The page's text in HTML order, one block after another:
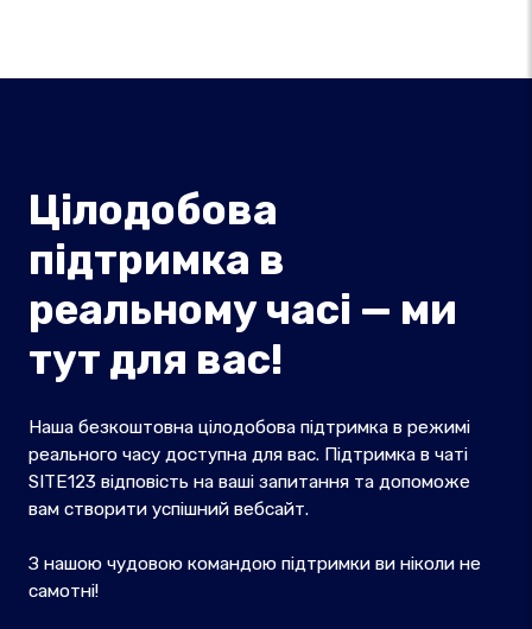
Цілодобова
підтримка в
реальному часі — ми
тут для вас!
Наша безкоштовна цілодобова підтримка в режимі
реального часу доступна для вас. Підтримка в чаті
SITE123 відповість на ваші запитання та допоможе
вам створити успішний вебсайт.
З нашою чудовою командою підтримки ви ніколи не
самотні!